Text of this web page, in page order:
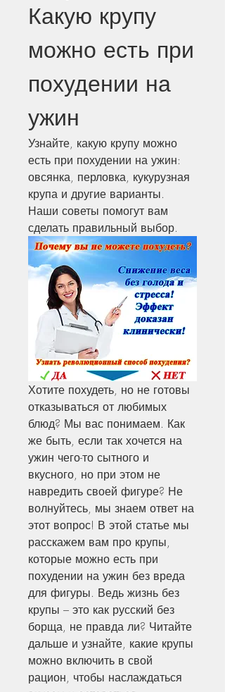
Какую крупу
можно есть при
похудении на
ужин
Узнайте, какую крупу можно
есть при похудении на ужин:
овсянка, перловка, кукурузная
крупа и другие варианты.
Наши советы помогут вам
сделать правильный выбор.
Хотите похудеть, но не готовы
отказываться от любимых
блюд? Мы вас понимаем. Как
же быть, если так хочется на
ужин чего-то сытного и
вкусного, но при этом не
навредить своей фигуре? Не
волнуйтесь, мы знаем ответ на
этот вопрос! В этой статье мы
расскажем вам про крупы,
которые можно есть при
похудении на ужин без вреда
для фигуры. Ведь жизнь без
крупы – это как русский без
борща, не правда ли? Читайте
дальше и узнайте, какие крупы
можно включить в свой
рацион, чтобы наслаждаться